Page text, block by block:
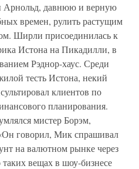
давнюю и верную
времен, рулить растущим
Ширли присоединилась к
Истона на Пикадилли, в
Рэднор-хаус. Среди
тесть Истона, некий
клиентов по
планирования.
мистер Борэм,
говорил, Мик спрашивал
на валютном рынке через
вещах в шоу-бизнесе